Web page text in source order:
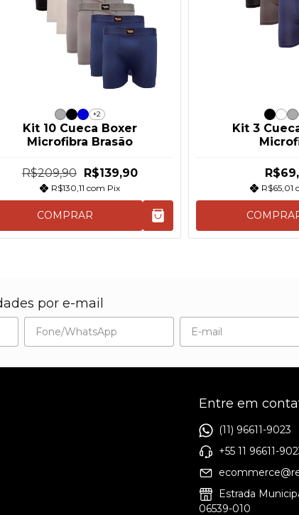
+2
Kit 10 Cueca Boxer
Microfibra Brasão
R$209,90 R$139,90
R$130,11 com Pix
COMPRAR
Kit 3
R$65,01
por e-mail
Entre em
(11) 96611-9023
+55 11 96611-
Estrada
06539-010